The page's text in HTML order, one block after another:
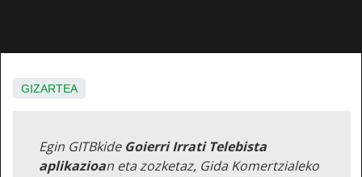
GIZARTEA
Egin GITBkide Goierri Irrati Telebista
aplikazioan eta zozketaz, Gida Komertzialeko